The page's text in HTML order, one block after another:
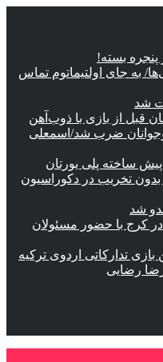
بسته!
به جای اولتیماتوم تماس
شد
قبل از بازی با ذوب‌آهن
ضرب شد/اسمعلی
پیش ساخته پلی یورتان
تخریب در دکوراسیون
شد
در کرج با حضور مسئولان
تدارکاتی اردوی ترکیه
رضایی